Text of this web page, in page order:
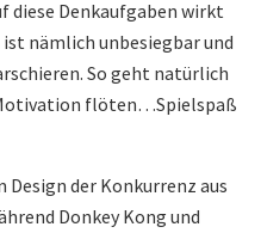
diese Denkaufgaben wirkt
ist nämlich unbesiegbar und
So geht natürlich
flöten…Spielspaß
Design der Konkurrenz aus
Donkey Kong und